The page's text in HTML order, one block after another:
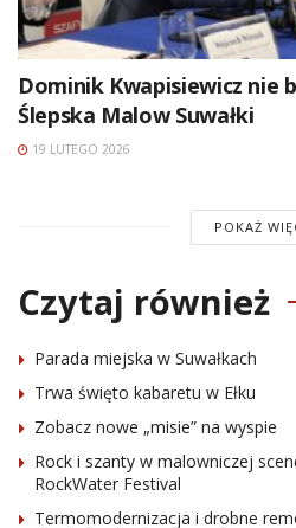
Dominik Kwapisiewicz nie
Ślepska Malow Suwałki
19 LUTEGO 2026
POKAŻ
Czytaj również
Parada miejska w Suwałkach
Trwa święto kabaretu w Ełku
Zobacz nowe „misie” na wyspie
Rock i szanty w malowniczej
RockWater Festival
Termomodernizacja i drobne